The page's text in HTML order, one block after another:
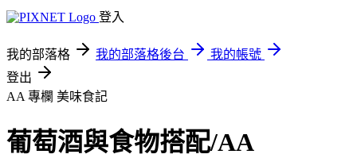
登入
我的部落格 我的部落格後台
我的帳號
登出
AA 專欄 美味食記
葡萄酒與食物搭配/AA